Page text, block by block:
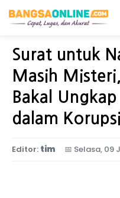
Home Nasional
Surat untuk
Masih
Bakal
dalam
Editor: tim 📅 Selasa, 09